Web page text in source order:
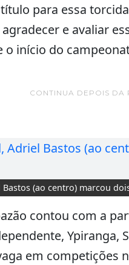
para essa
e avaliar
o início do
CONTINUA DEPOIS DA
(ao centro) marcou
contou com a
Ypiranga,
em competições